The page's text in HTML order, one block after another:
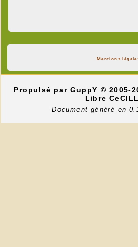
Mentions
Propulsé par GuppY© 2005-
Libre CeCILL
Document généré en